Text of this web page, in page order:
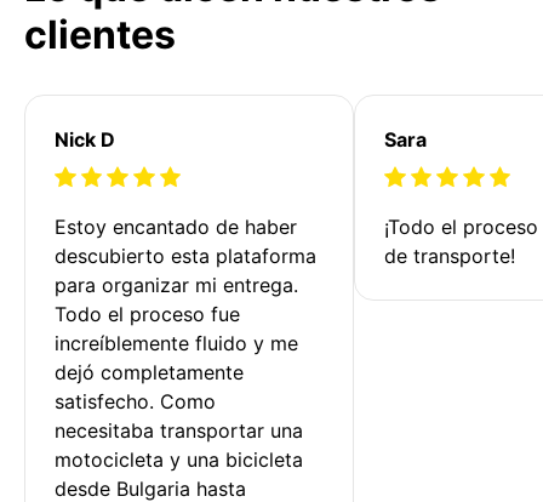
clientes
Nick D
Estoy encantado de haber
descubierto esta plataforma
para organizar mi entrega.
Todo el proceso fue
increíblemente fluido y me
dejó completamente
satisfecho. Como
necesitaba transportar una
motocicleta y una bicicleta
desde Bulgaria hasta
Sara
¡Todo el
de transporte!